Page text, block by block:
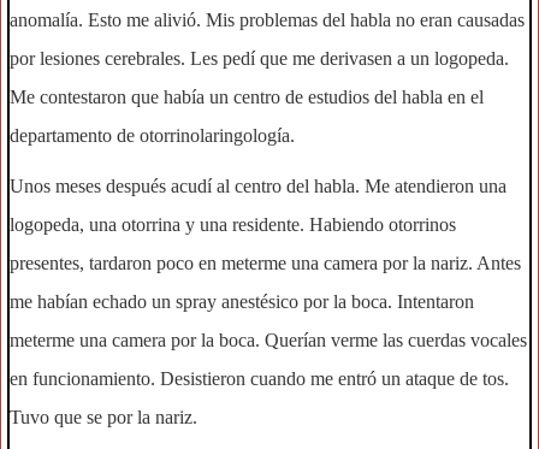
anomalía. Esto me alivió. Mis problemas del habla no eran causadas
por lesiones cerebrales. Les pedí que me derivasen a un logopeda.
Me contestaron que había un centro de estudios del habla en el
departamento de otorrinolaringología.
Unos meses después acudí al centro del habla. Me atendieron una
logopeda, una otorrina y una residente. Habiendo otorrinos
presentes, tardaron poco en meterme una camera por la nariz. Antes
me habían echado un spray anestésico por la boca. Intentaron
meterme una camera por la boca. Querían verme las cuerdas vocales
en funcionamiento. Desistieron cuando me entró un ataque de tos.
Tuvo que se por la nariz.